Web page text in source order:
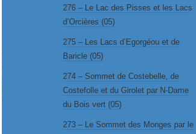
276 – Le Lac des Pisses et les Lacs
d’Orcières (05)
275 – Les Lacs d’Egorgéou et de
Baricle (05)
274 – Sommet de Costebelle, de
Costefolle et du Girolet par N-Dame
du Bois vert (05)
273 – Le Sommet des Monges par le